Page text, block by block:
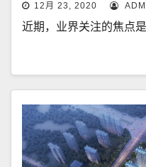
12月 23, 2020
近期，业界关注的焦点